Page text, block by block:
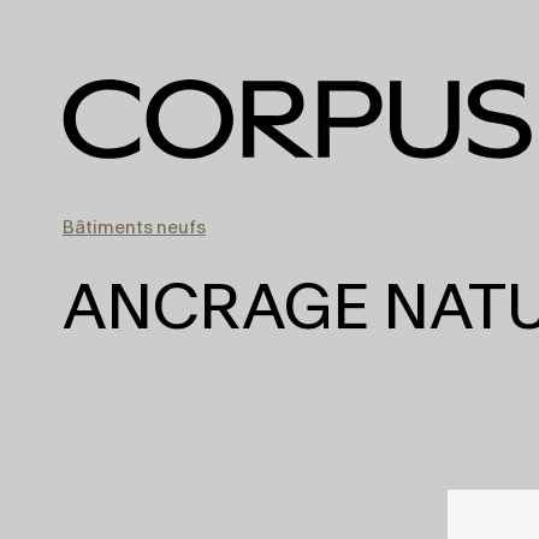
Bâtiments neufs
ANCRAGE